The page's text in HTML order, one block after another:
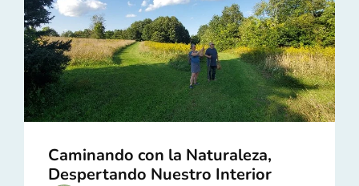
Caminando con la Naturaleza,
Despertando Nuestro Interior